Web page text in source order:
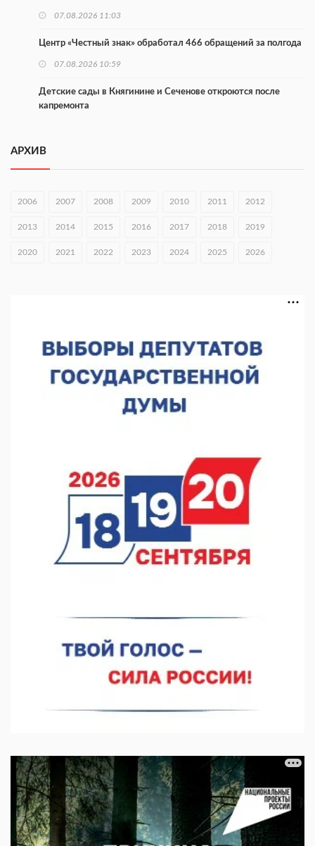
07.08.2026 11:03
Центр «Честный знак» обработал 466 обращений за полгода
07.08.2026 10:59
Детские сады в Княгинине и Сеченове откроются после
капремонта
В Сеченовском округе открыт лагерь «Теплый стан»
Тульские мастера и сегодня куют славу и доблесть русского
строительства
06.08.2026 17:24
Глеб Никитин представил направления сотрудничества с
Киргизией
06.08.2026 16:44
АРХИВ
2006 2007 2008 2009 2010 2011 2012
2013 2014 2015 2016 2017 2018 2019
2020 2021 2022 2023 2024 2025 2026